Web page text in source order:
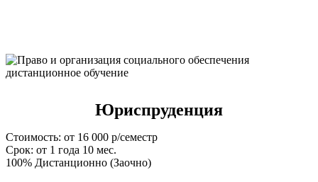
Юриспруденция
Стоимость: от 16 000 р/семестр
Срок: от 1 года 10 мес.
100% Дистанционно (Заочно)